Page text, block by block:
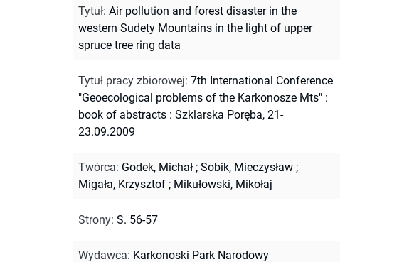
Tytuł: Air pollution and forest disaster in the
western Sudety Mountains in the light of upper
spruce tree ring data
Tytuł pracy zbiorowej: 7th International Conference
"Geoecological problems of the Karkonosze Mts" :
book of abstracts : Szklarska Poręba, 21-
23.09.2009
Twórca: Godek, Michał ; Sobik, Mieczysław ;
Migała, Krzysztof ; Mikułowski, Mikołaj
Strony: S. 56-57
Wydawca: Karkonoski Park Narodowy